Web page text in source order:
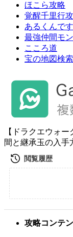
ほこら攻略
覚醒千里行
あるくんで
最強仲間モ
こころ道
宝の地図検索
【ドラクエウォ
間と継承玉の入手
攻略コンテ